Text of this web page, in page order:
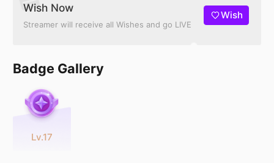
Wish Now
Streamer will receive all Wishes and go LIVE
Wish
Badge Gallery
Lv.17